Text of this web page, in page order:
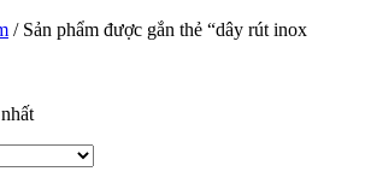
/Sản phẩm được gắn thẻ “dây rút inox